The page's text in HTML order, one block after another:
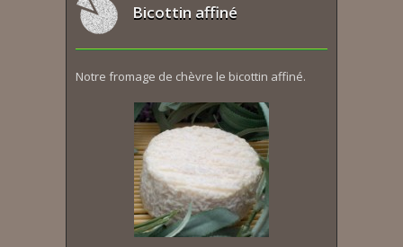
Bicottin affiné
Notre fromage de chèvre le bicottin affiné.